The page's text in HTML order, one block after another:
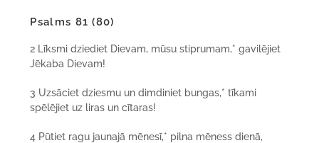
Psalms 81 (80)
2 Līksmi dziediet Dievam, mūsu stiprumam,* gavilējiet
Jēkaba Dievam!
3 Uzsāciet dziesmu un dimdiniet bungas,* tīkami
spēlējiet uz liras un cītaras!
4 Pūtiet ragu jaunajā mēnesī,* pilna mēness dienā,